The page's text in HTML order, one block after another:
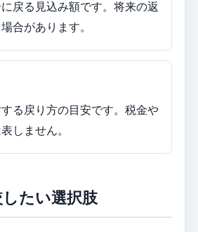
戻る見込み額です。将来の返
合があります。
る戻り方の目安です。税金や
しません。
たい選択肢